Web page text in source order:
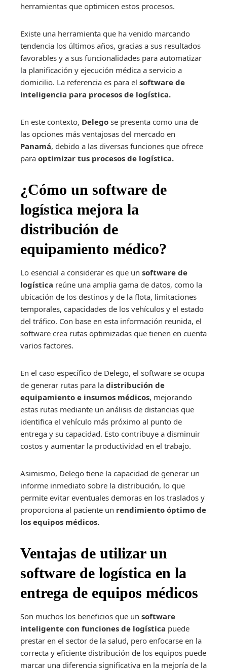
herramientas que optimicen estos procesos.
Existe una herramienta que ha venido marcando
tendencia los últimos años, gracias a sus resultados
favorables y a sus funcionalidades para automatizar
la planificación y ejecución médica a servicio a
domicilio. La referencia es para el software de
inteligencia para procesos de logística.
En este contexto, Delego se presenta como una de
las opciones más ventajosas del mercado en
Panamá, debido a las diversas funciones que ofrece
para optimizar tus procesos de logística.
¿Cómo un software de
logística mejora la
distribución de
equipamiento médico?
Lo esencial a considerar es que un software de
logística reúne una amplia gama de datos, como la
ubicación de los destinos y de la flota, limitaciones
temporales, capacidades de los vehículos y el estado
del tráfico. Con base en esta información reunida, el
software crea rutas optimizadas que tienen en cuenta
varios factores.
En el caso específico de Delego, el software se ocupa
de generar rutas para la distribución de
equipamiento e insumos médicos, mejorando
estas rutas mediante un análisis de distancias que
identifica el vehículo más próximo al punto de
entrega y su capacidad. Esto contribuye a disminuir
costos y aumentar la productividad en el trabajo.
Asimismo, Delego tiene la capacidad de generar un
informe inmediato sobre la distribución, lo que
permite evitar eventuales demoras en los traslados y
proporciona al paciente un rendimiento óptimo de
los equipos médicos.
Ventajas de utilizar un
software de logística en la
entrega de equipos médicos
Son muchos los beneficios que un software
inteligente con funciones de logística puede
prestar en el sector de la salud, pero enfocarse en la
correcta y eficiente distribución de los equipos puede
marcar una diferencia significativa en la mejoría de la